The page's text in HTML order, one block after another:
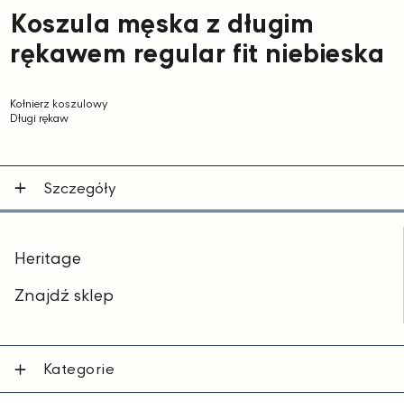
Koszula męska z długim
rękawem regular fit niebieska
Kołnierz koszulowy
Długi rękaw
Szczegóły
Heritage
Znajdź sklep
Kategorie